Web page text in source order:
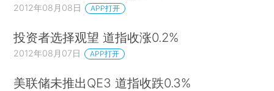
2012年08月08日 APP打开
投资者选择观望 道指收涨0.2%
2012年08月07日 APP打开
美联储未推出QE3 道指收跌0.3%